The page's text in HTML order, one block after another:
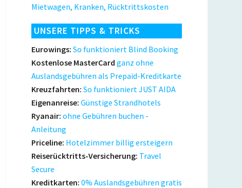
Mietwagen, Kranken, Rücktrittskosten
UNSERE TIPPS & TRICKS
Eurowings: So funktioniert Blind Booking
Kostenlose MasterCard ganz ohne
Auslandsgebühren als Prepaid-Kreditkarte
Kreuzfahrten: So funktioniert JUST AIDA
Eigenanreise: Günstige Strandhotels
Ryanair: ohne Gebühren buchen -
Anleitung
Priceline: Hotelzimmer billig ersteigern
Reiserücktritts-Versicherung: Travel
Secure
Kreditkarten: 0% Auslandsgebühren gratis